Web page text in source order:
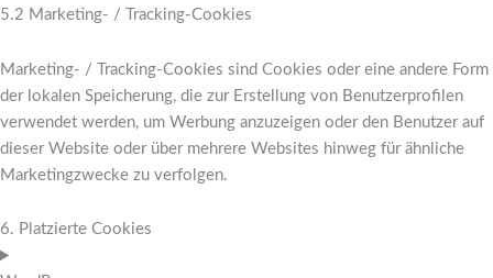
5.2 Marketing- / Tracking-Cookies
Marketing- / Tracking-Cookies sind Cookies oder eine andere Form
der lokalen Speicherung, die zur Erstellung von Benutzerprofilen
verwendet werden, um Werbung anzuzeigen oder den Benutzer auf
dieser Website oder über mehrere Websites hinweg für ähnliche
Marketingzwecke zu verfolgen.
6. Platzierte Cookies